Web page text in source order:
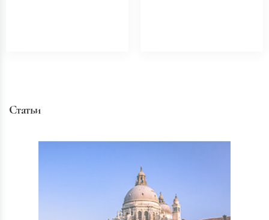
Статьи